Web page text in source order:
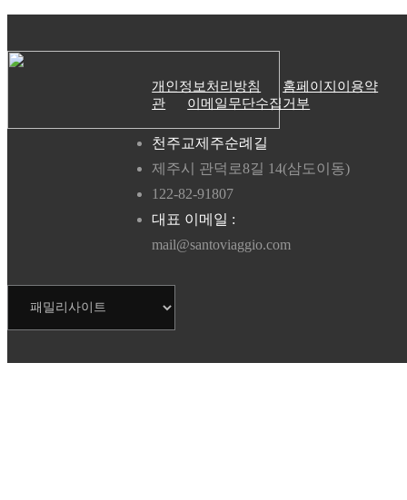
개인정보처리방침
홈페이지이용약
관
이메일무단수집거부
천주교제주순례길
제주시 관덕로8길 14(삼도이동)
122-82-91807
대표 이메일 :
mail@santoviaggio.com